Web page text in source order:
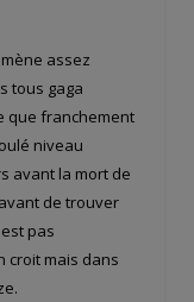
assez
tous gaga
que franchement
niveau
avant la mort de
de trouver
pas
croit mais dans